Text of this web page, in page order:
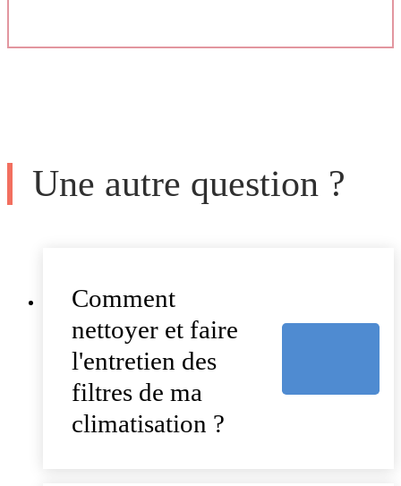
Une autre question ?
Comment
nettoyer et faire
l'entretien des
filtres de ma
climatisation ?